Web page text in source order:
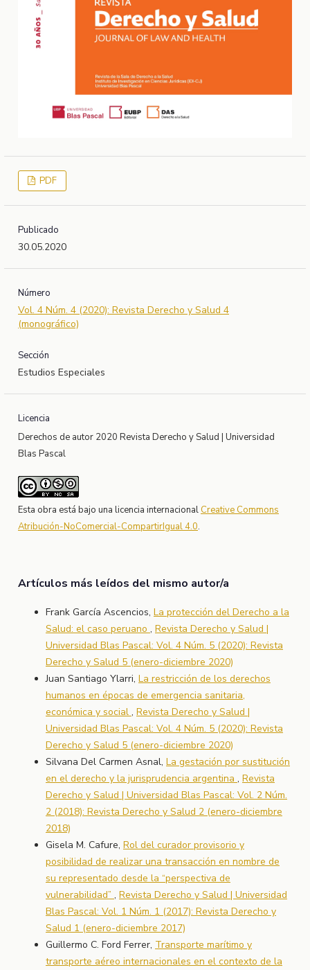
PDF
Publicado
30.05.2020
Número
Vol. 4 Núm. 4 (2020): Revista Derecho y Salud 4
(monográfico)
Sección
Estudios Especiales
Licencia
Derechos de autor 2020 Revista Derecho y Salud | Universidad
Blas Pascal
Esta obra está bajo una licencia internacional Creative Commons
Atribución-NoComercial-CompartirIgual 4.0.
Artículos más leídos del mismo autor/a
Frank García Ascencios, La protección del Derecho a la
Salud: el caso peruano , Revista Derecho y Salud |
Universidad Blas Pascal: Vol. 4 Núm. 5 (2020): Revista
Derecho y Salud 5 (enero-diciembre 2020)
Juan Santiago Ylarri, La restricción de los derechos
humanos en épocas de emergencia sanitaria,
económica y social , Revista Derecho y Salud |
Universidad Blas Pascal: Vol. 4 Núm. 5 (2020): Revista
Derecho y Salud 5 (enero-diciembre 2020)
Silvana Del Carmen Asnal, La gestación por sustitución
en el derecho y la jurisprudencia argentina , Revista
Derecho y Salud | Universidad Blas Pascal: Vol. 2 Núm.
2 (2018): Revista Derecho y Salud 2 (enero-diciembre
2018)
Gisela M. Cafure, Rol del curador provisorio y
posibilidad de realizar una transacción en nombre de
su representado desde la “perspectiva de
vulnerabilidad” , Revista Derecho y Salud | Universidad
Blas Pascal: Vol. 1 Núm. 1 (2017): Revista Derecho y
Salud 1 (enero-diciembre 2017)
Guillermo C. Ford Ferrer, Transporte marítimo y
transporte aéreo internacionales en el contexto de la